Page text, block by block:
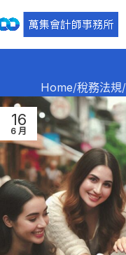
Home 稅務法規
16
6 月